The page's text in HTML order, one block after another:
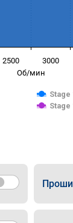
Об/мин
2500 3000